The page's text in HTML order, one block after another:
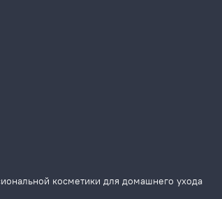
косметики для домашнего ухода